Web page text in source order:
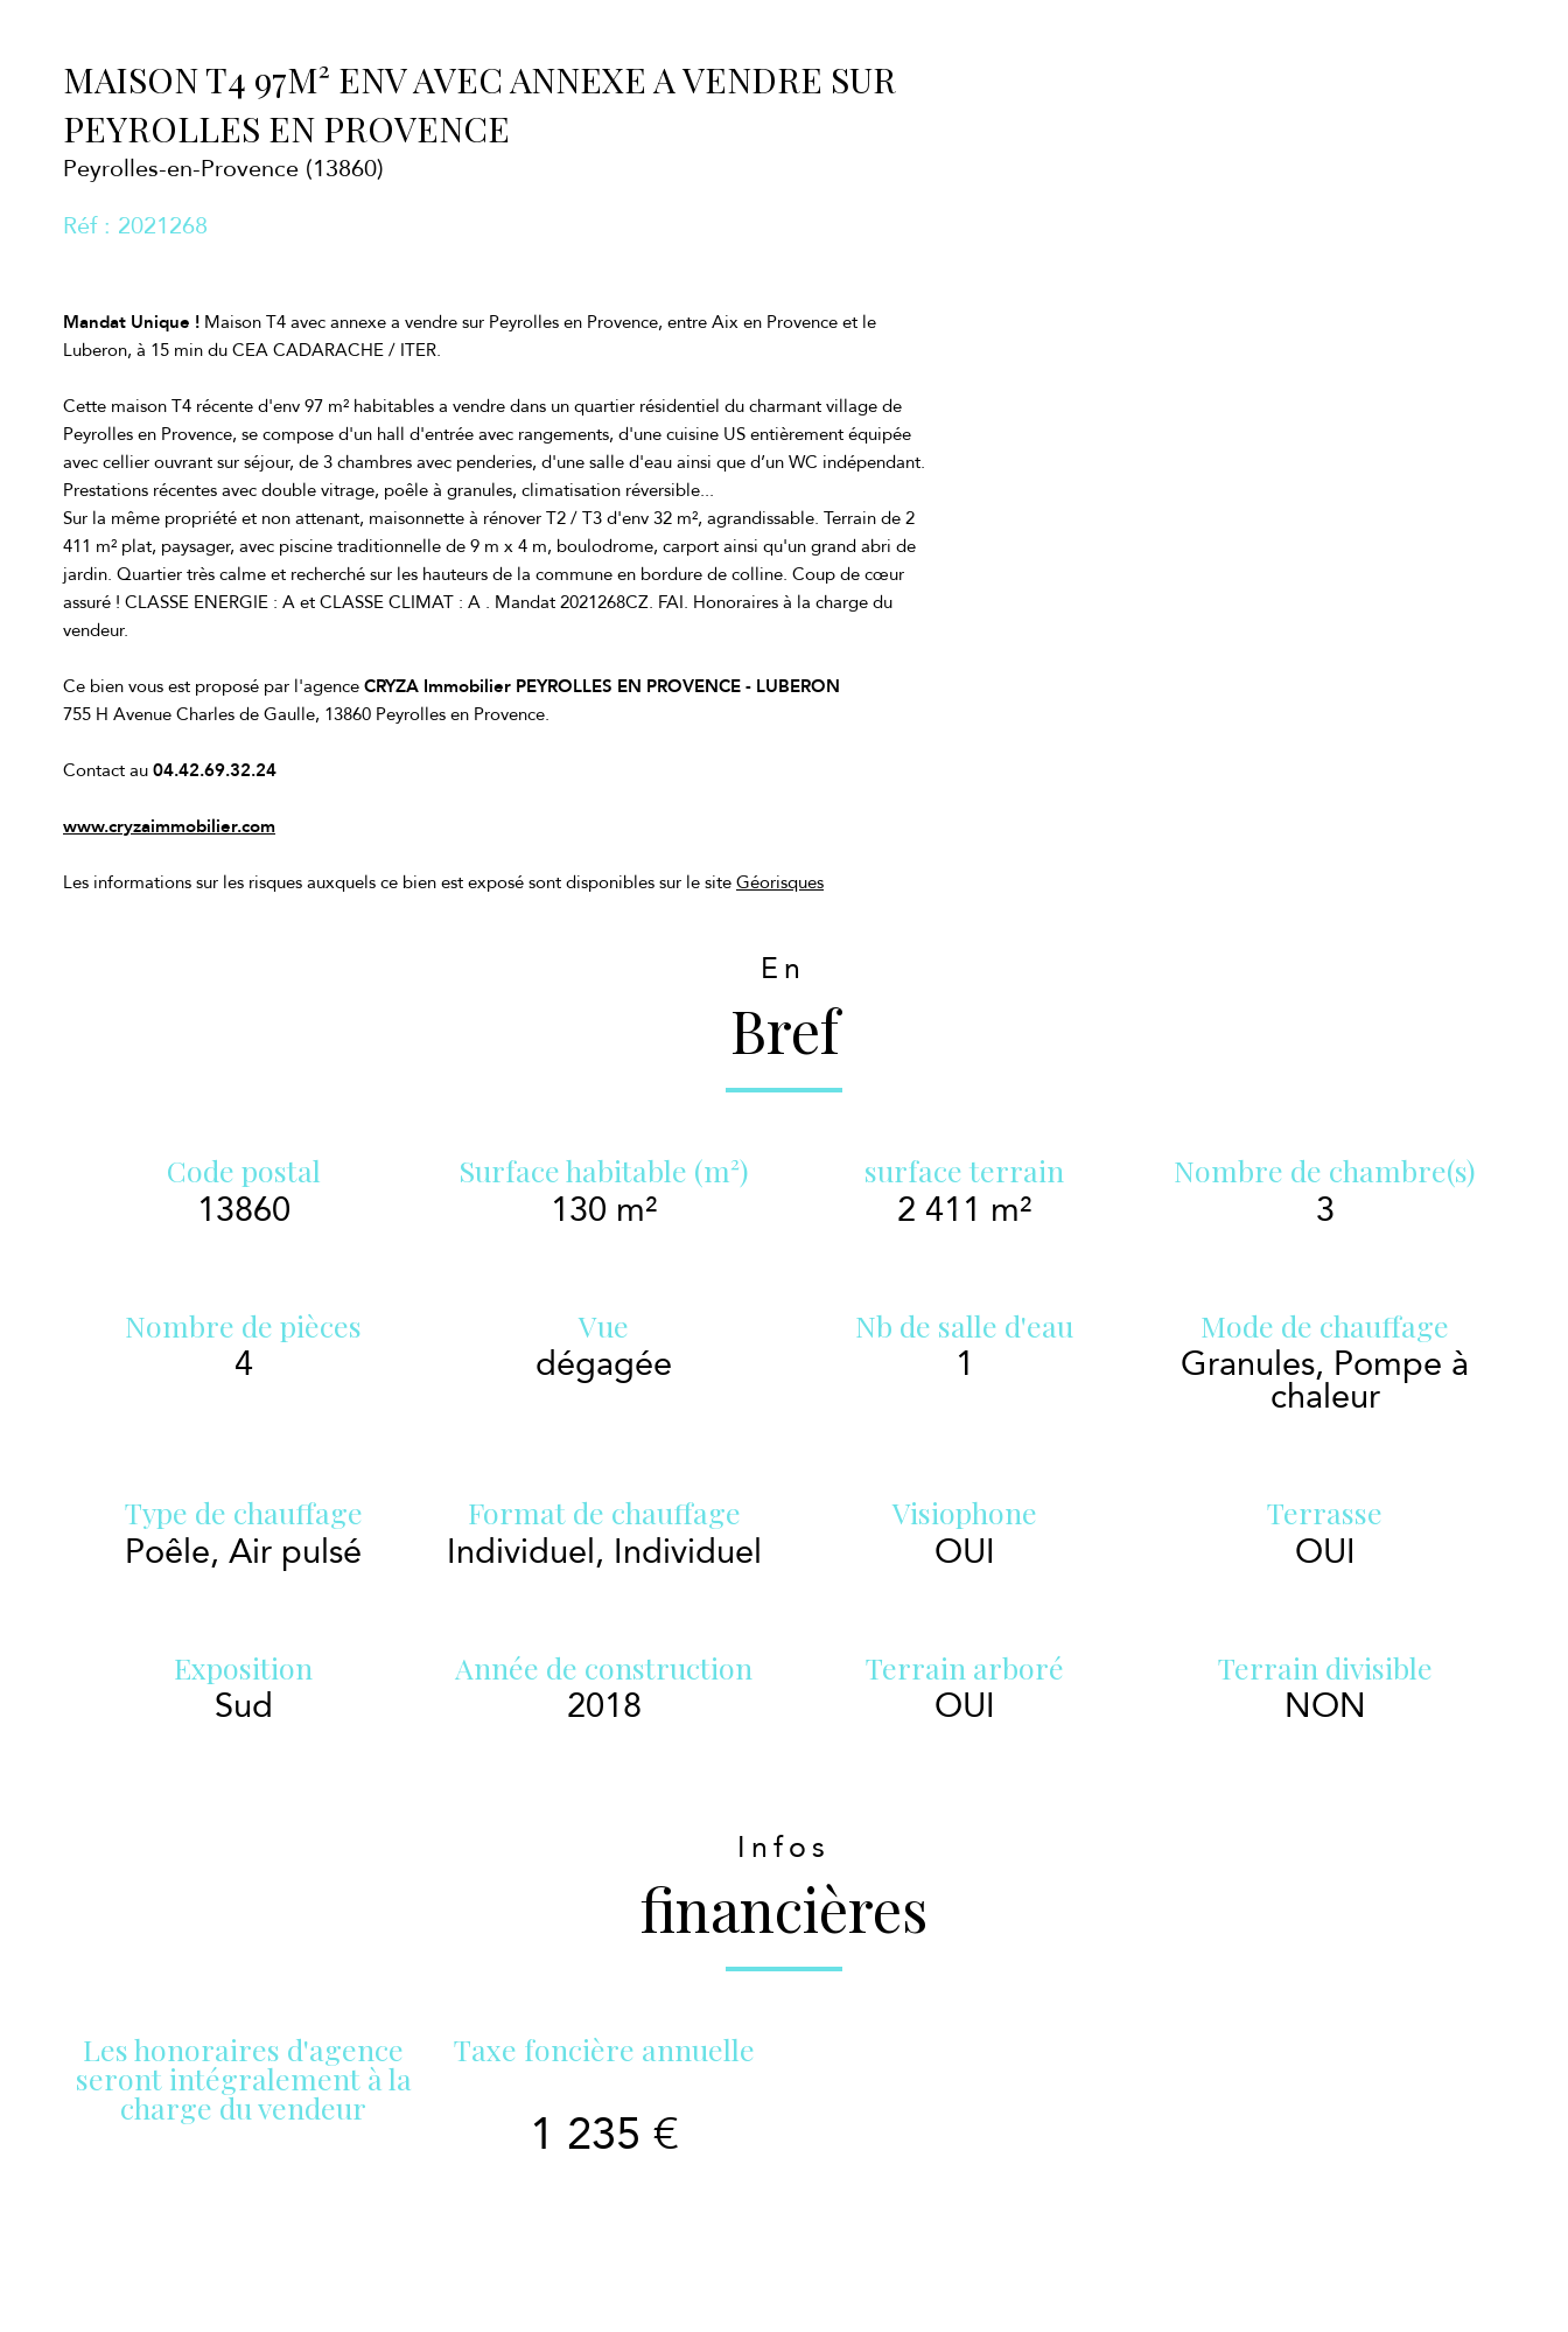
MAISON T4 97M² ENV AVEC ANNEXE A VENDRE SUR
PEYROLLES EN PROVENCE
Peyrolles-en-Provence (13860)
Réf : 2021268
Mandat Unique ! Maison T4 avec annexe a vendre sur Peyrolles en Provence, entre Aix en Provence et le
Luberon, à 15 min du CEA CADARACHE / ITER.
Cette maison T4 récente d'env 97 m² habitables a vendre dans un quartier résidentiel du charmant village de
Peyrolles en Provence, se compose d'un hall d'entrée avec rangements, d'une cuisine US entièrement équipée
avec cellier ouvrant sur séjour, de 3 chambres avec penderies, d'une salle d'eau ainsi que d’un WC indépendant.
Prestations récentes avec double vitrage, poêle à granules, climatisation réversible...
Sur la même propriété et non attenant, maisonnette à rénover T2 / T3 d'env 32 m², agrandissable. Terrain de 2
411 m² plat, paysager, avec piscine traditionnelle de 9 m x 4 m, boulodrome, carport ainsi qu'un grand abri de
jardin. Quartier très calme et recherché sur les hauteurs de la commune en bordure de colline. Coup de cœur
assuré ! CLASSE ENERGIE : A et CLASSE CLIMAT : A . Mandat 2021268CZ. FAI. Honoraires à la charge du
vendeur.
Ce bien vous est proposé par l'agence CRYZA Immobilier PEYROLLES EN PROVENCE - LUBERON
755 H Avenue Charles de Gaulle, 13860 Peyrolles en Provence.
Contact au 04.42.69.32.24
www.cryzaimmobilier.com
Les informations sur les risques auxquels ce bien est exposé sont disponibles sur le site Géorisques
En
Bref
Code postal
13860
Surface habitable (m²)
130 m²
surface terrain
2 411 m²
Nombre de chambre(s)
3
Nombre de pièces
4
Vue
dégagée
Nb de salle d'eau
1
Mode de chauffage
Granules, Pompe à
chaleur
Type de chauffage
Poêle, Air pulsé
Format de chauffage
Individuel, Individuel
Visiophone
OUI
Terrasse
OUI
Exposition
Sud
Année de construction
2018
Terrain arboré
OUI
Terrain divisible
NON
Infos
financières
Les honoraires d'agence
seront intégralement à la
charge du vendeur
Taxe foncière annuelle
1 235 €